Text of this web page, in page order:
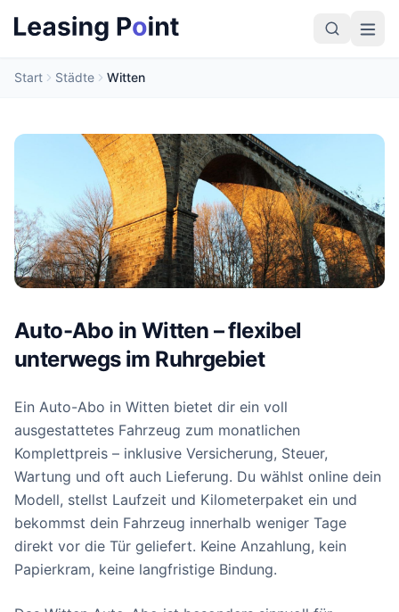
Start Städte Witten
Auto-Abo in Witten – flexibel
unterwegs im Ruhrgebiet
Ein Auto-Abo in Witten bietet dir ein voll
ausgestattetes Fahrzeug zum monatlichen
Komplettpreis – inklusive Versicherung, Steuer,
Wartung und oft auch Lieferung. Du wählst online dein
Modell, stellst Laufzeit und Kilometerpaket ein und
bekommst dein Fahrzeug innerhalb weniger Tage
direkt vor die Tür geliefert. Keine Anzahlung, kein
Papierkram, keine langfristige Bindung.